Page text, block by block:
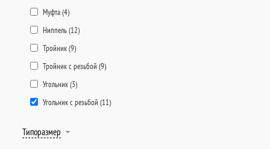
Муфта (4)
Ниппель (12)
Тройник (9)
Тройник с резьбой (9)
Угольник (3)
Угольник с резьбой (11)
Типоразмер